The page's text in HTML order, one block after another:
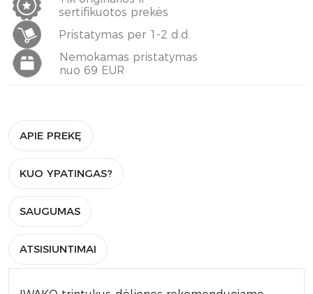
sertifikuotos prekės
Pristatymas per 1-2 d.d.
Nemokamas pristatymas
nuo 69 EUR
APIE PREKĘ
KUO YPATINGAS?
SAUGUMAS
ATSISIUNTIMAI